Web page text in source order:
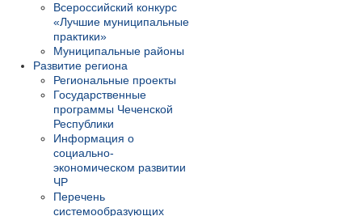
Всероссийский конкурс
«Лучшие муниципальные
практики»
Муниципальные районы
Развитие региона
Региональные проекты
Государственные
программы Чеченской
Республики
Информация о
социально-
экономическом развитии
ЧР
Перечень
системообразующих